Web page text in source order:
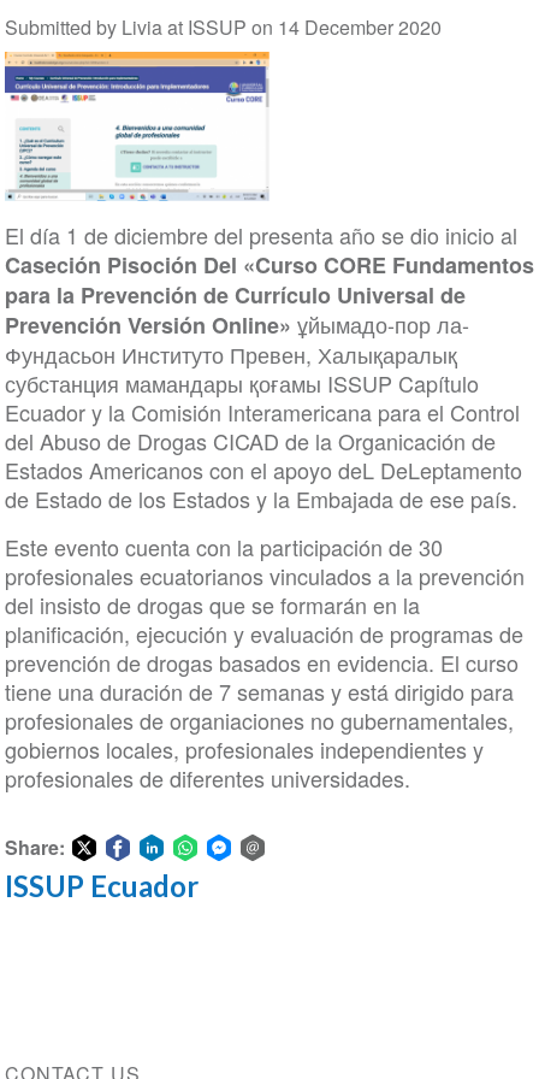
Submitted by Livia at ISSUP on 14 December 2020
El día 1 de diciembre del presenta año se dio inicio al
Caseción Pisoción Del «Curso CORE Fundamentos
para la Prevención de Currículo Universal de
Prevención Versión Online» ұйымадо-пор ла-
Фундасьон Институто Превен, Халықаралық
субстанция мамандары қоғамы ISSUP Capítulo
Ecuador y la Comisión Interamericana para el Control
del Abuso de Drogas CICAD de la Organicación de
Estados Americanos con el apoyo deL DeLeptamento
de Estado de los Estados y la Embajada de ese país.
Este evento cuenta con la participación de 30
profesionales ecuatorianos vinculados a la prevención
del insisto de drogas que se formarán en la
planificación, ejecución y evaluación de programas de
prevención de drogas basados en evidencia. El curso
tiene una duración de 7 semanas y está dirigido para
profesionales de organiaciones no gubernamentales,
gobiernos locales, profesionales independientes y
profesionales de diferentes universidades.
Share:
ShareShareShareShare
ISSUP Ecuador